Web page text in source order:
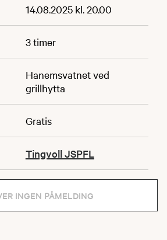
14.08.2025 kl. 20.00
3 timer
Hanemsvatnet ved
grillhytta
Gratis
Tingvoll JSPFL
INGEN PÅMELDING